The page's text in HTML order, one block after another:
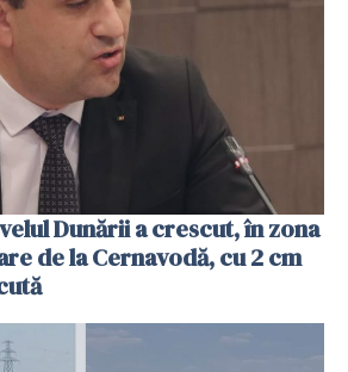
Dunării a crescut, în zona
de la Cernavodă, cu 2 cm